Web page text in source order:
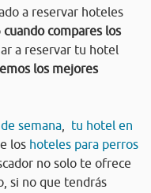
a reservar hoteles
cuando compares los
a reservar tu hotel
los mejores
semana
tu hotel en
los hoteles para perros
no solo te ofrece
si no que tendrás